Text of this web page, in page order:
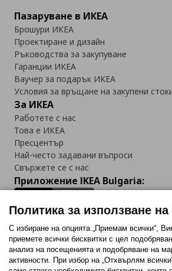
Пазаруване в ИКЕА
Брошури ИКЕА
Проектиране и дизайн
Ръководства за закупуване
Гаранции ИКЕА
Ваучер за подарък ИКЕА
Условия за връщане на закупени
За ИКЕА
Работете с нас
Това е ИКЕА
Пресцентър
Най-често задавани въпроси
Свържете се с нас
Приложение IKEA Bulgaria:
Последвайте ни:
FacebookTwitterYoutubePinterestInstagram
Политика за използване на
С избиране на опцията „Приемам всички“,
приемете всички бисквитки с цел
анализ на посещенията и подобряване на
активности. При избор на „Отхвърлям